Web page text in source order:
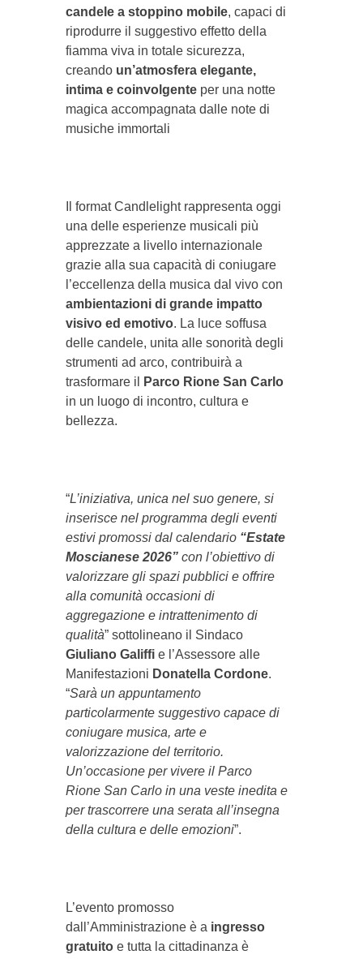
candele a stoppino mobile, capaci di
riprodurre il suggestivo effetto della
fiamma viva in totale sicurezza,
creando un’atmosfera elegante,
intima e coinvolgenteper una notte
magica accompagnata dalle note di
musiche immortali
Il format Candlelight rappresenta oggi
una delle esperienze musicali più
apprezzate a livello internazionale
grazie alla sua capacità di coniugare
l’eccellenza della musica dal vivo con
ambientazioni di grande impatto
visivo ed emotivo. La luce soffusa
delle candele, unita alle sonorità degli
strumenti ad arco, contribuirà a
trasformare il
Parco Rione San Carlo
in un luogo di incontro, cultura e
bellezza.
“L’iniziativa, unica nel suo genere, si
inserisce nel programma degli eventi
estivi promossi dal calendario “Estate
Moscianese 2026”con l’obiettivo di
valorizzare gli spazi pubblici e offrire
alla comunità occasioni di
aggregazione e intrattenimento di
qualità” sottolineano il Sindaco
Giuliano Galiffie l’Assessore alle
Manifestazioni Donatella Cordone.
“Sarà un appuntamento
particolarmente suggestivo capace di
coniugare musica, arte e
valorizzazione del territorio.
Un’occasione per vivere il Parco
Rione San Carlo in una veste inedita e
per trascorrere una serata all’insegna
della cultura e delle emozioni”.
L’evento promosso
dall’Amministrazione è a ingresso
gratuitoe tutta la cittadinanza è